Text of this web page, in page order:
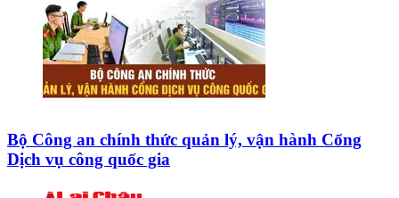
Bộ Công an chính thức quản lý, vận hành Cổng
Dịch vụ công quốc gia